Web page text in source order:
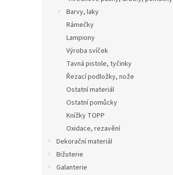
Barvy, laky
Rámečky
Lampiony
Výroba svíček
Tavná pistole, tyčinky
Řezací podložky, nože
Ostatní materiál
Ostatní pomůcky
Knížky TOPP
Oxidace, rezavění
Dekorační materiál
Bižuterie
Galanterie